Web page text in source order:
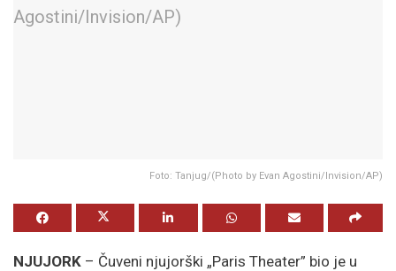
Foto: Tanjug/(Photo by Evan Agostini/Invision/AP)
NJUJORK – Čuveni njujorški „Paris Theater” bio je u